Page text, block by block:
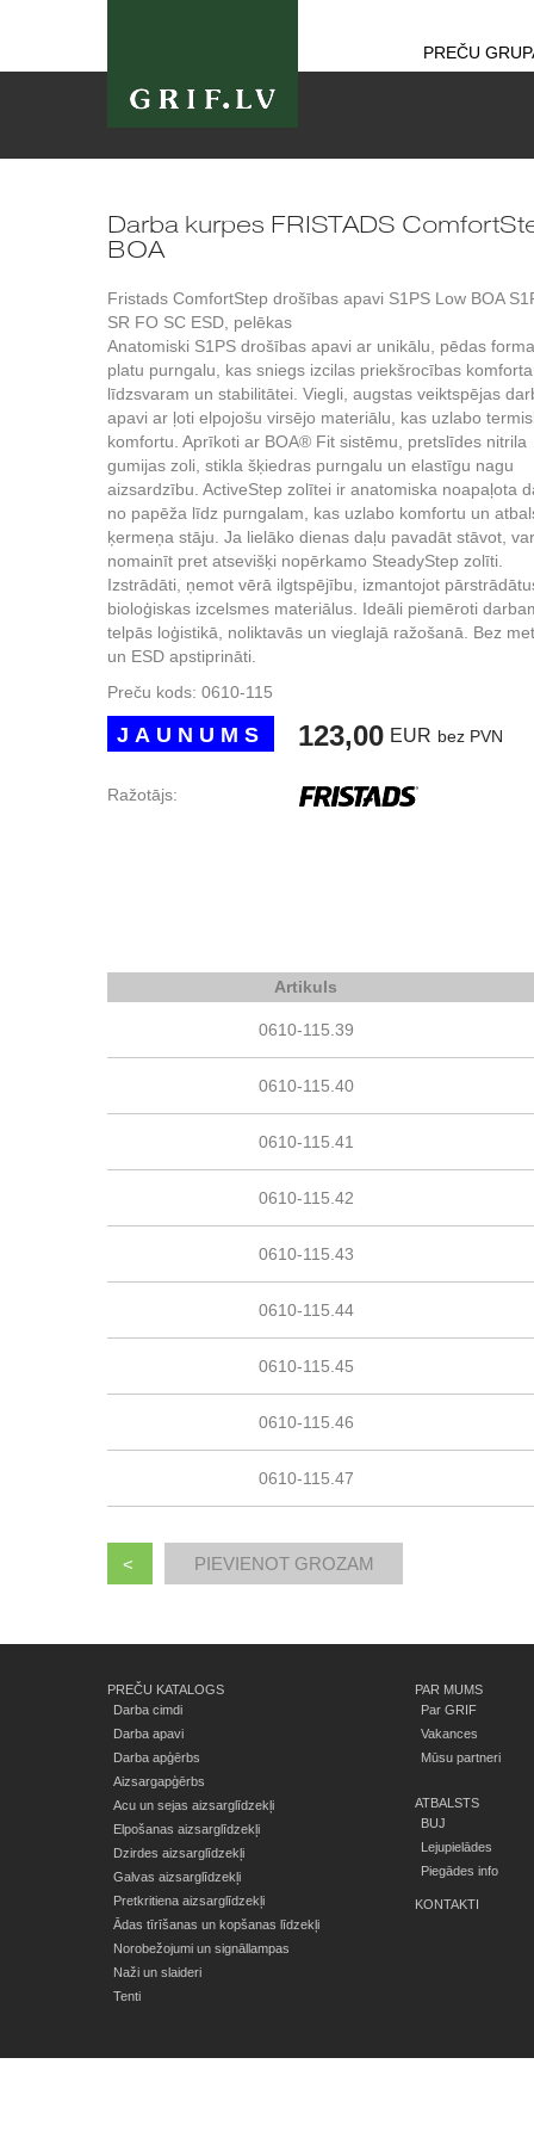
PREČU
Darba kurpes FRISTADS
BOA
Fristads ComfortStep drošības apavi S1PS Low BOA
SR FO SC ESD, pelēkas
Anatomiski S1PS drošības apavi ar unikālu, pēdas
platu purngalu, kas sniegs izcilas priekšrocības
līdzsvaram un stabilitātei. Viegli, augstas veiktspējas
apavi ar ļoti elpojošu virsējo materiālu, kas uzlabo
komfortu. Aprīkoti ar BOA® Fit sistēmu, pretslīdes nitrila
gumijas zoli, stikla šķiedras purngalu un elastīgu nagu
aizsardzību. ActiveStep zolītei ir anatomiska noapaļota
no papēža līdz purngalam, kas uzlabo komfortu un
ķermeņa stāju. Ja lielāko dienas daļu pavadāt stāvot,
nomainīt pret atsevišķi nopērkamo SteadyStep zolīti.
Izstrādāti, ņemot vērā ilgtspējību, izmantojot
bioloģiskas izcelsmes materiālus. Ideāli piemēroti
telpās loģistikā, noliktavās un vieglajā ražošanā. Bez
un ESD apstiprināti.
Preču kods: 0610-115
JAUNUMS 123,00 EUR bez PVN
Ražotājs:
Artikuls
0610-115.39
0610-115.40
0610-115.41
0610-115.42
0610-115.43
0610-115.44
0610-115.45
0610-115.46
0610-115.47
<
PREČU KATALOGS
Darba cimdi
Darba apavi
Darba apģērbs
Aizsargapģērbs
Acu un sejas aizsarglīdzekļi
Elpošanas aizsarglīdzekļi
Dzirdes aizsarglīdzekļi
Galvas aizsarglīdzekļi
Pretkritiena aizsarglīdzekļi
Ādas tīrīšanas un kopšanas līdzekļi
Norobežojumi un signāllampas
Naži un slaideri
Tenti
PAR MUMS
Par GRIF
Vakances
Mūsu partneri
ATBALSTS
BUJ
Lejupielādes
Piegādes info
KONTAKTI